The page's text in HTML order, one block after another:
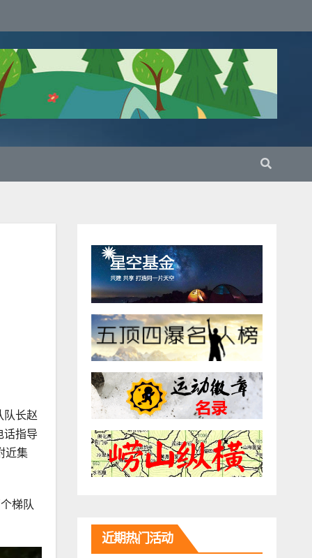
队长赵
话指导
近集
梯队
近期热门活动